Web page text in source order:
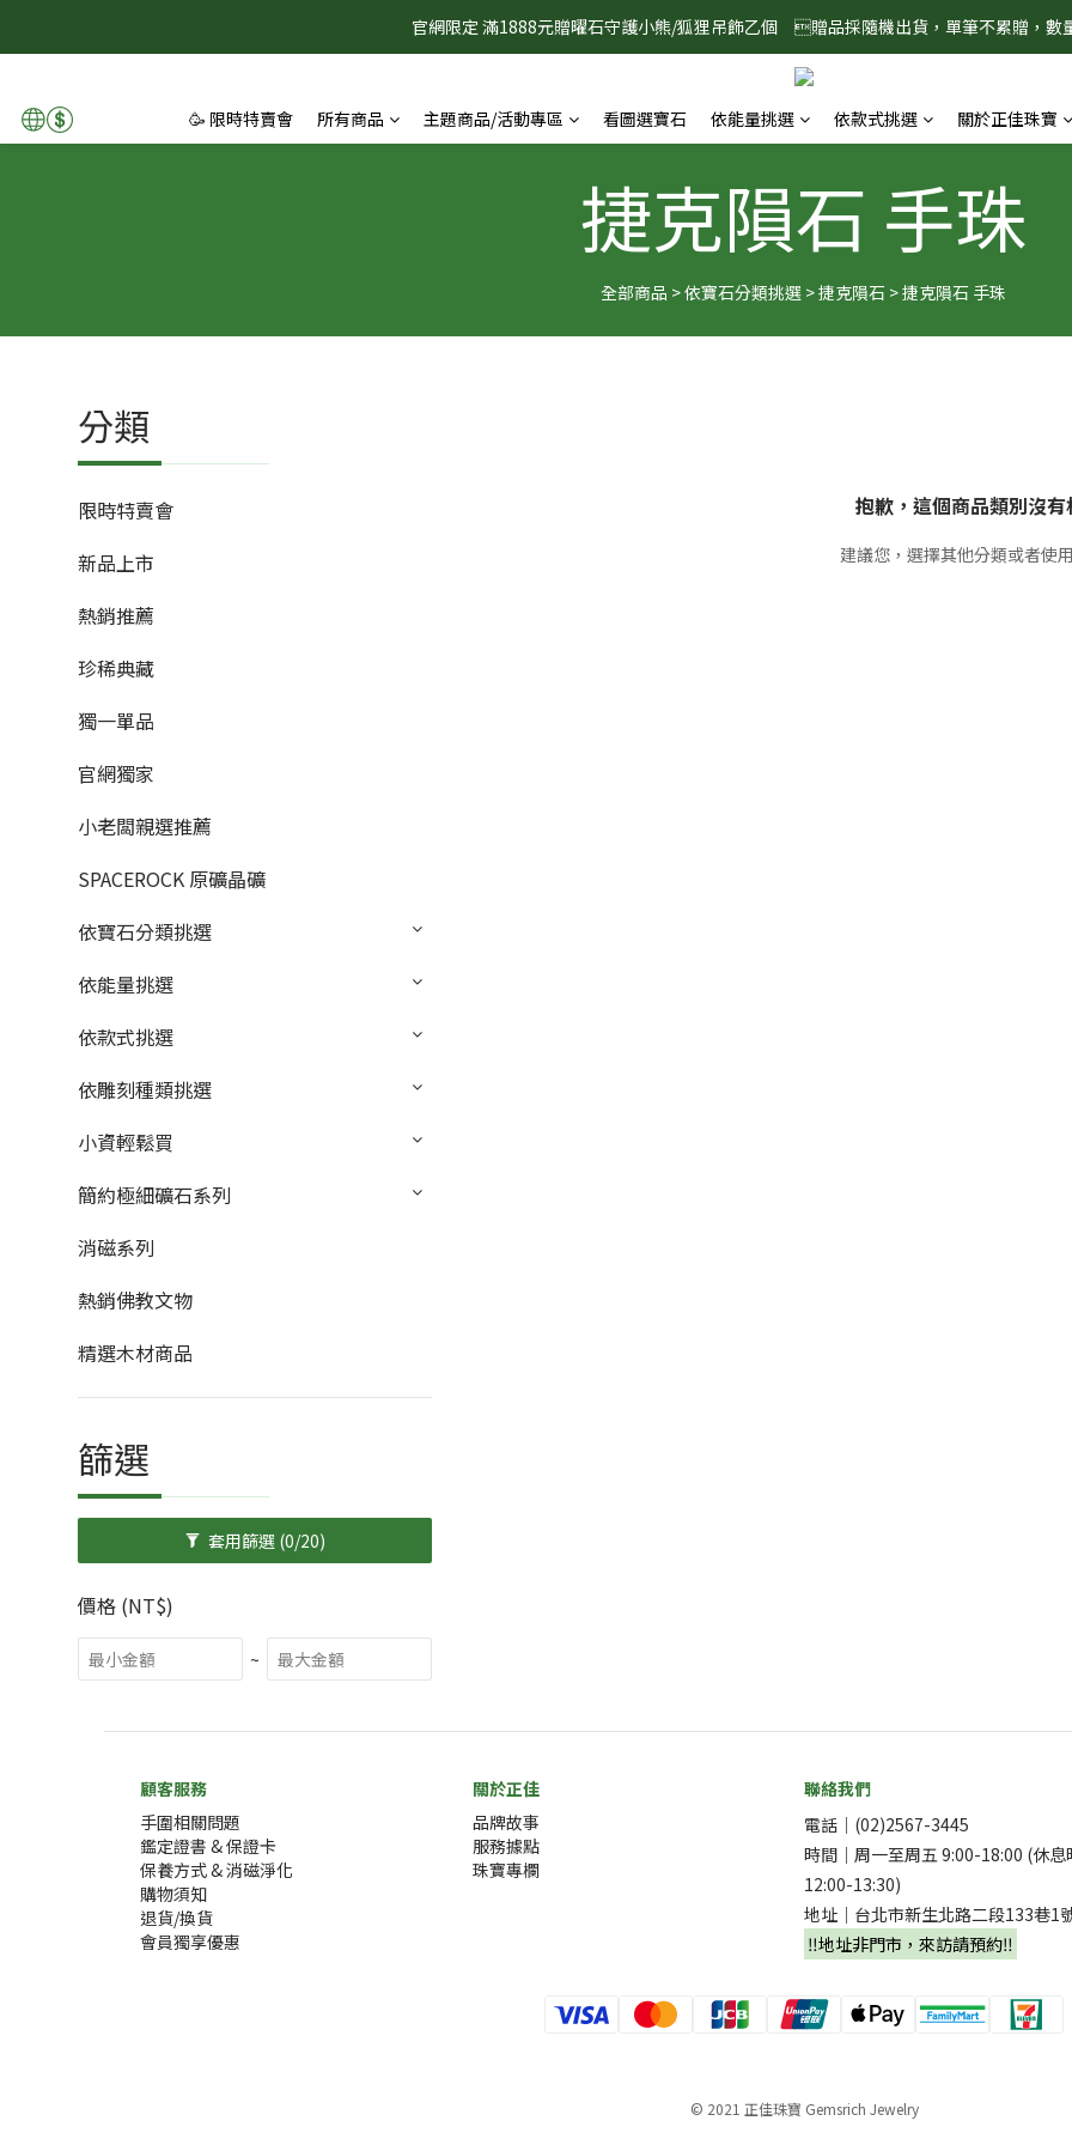
8/1-8/31 淨心護運 全館8折起 記得將商品加入購物車查看最終折扣金額
官網限定 滿1888元贈曜石守護小熊/狐狸吊飾乙個　贈品採隨機出貨，單筆不累贈，數
8/1-8/31 淨心護運 全館8折起 記得將商品加入購物車查看最終折扣金額！
🥳 限時特賣會
所有商品 主題商品/活動專區 看圖選寶石 依能量挑選 依款式挑選 關於正佳珠寶
捷克隕石 手珠
全部商品 >依寶石分類挑選 >捷克隕石 >捷克隕石 手珠
分類
限時特賣會
新品上市
熱銷推薦
珍稀典藏
獨一單品
官網獨家
小老闆親選推薦
SPACEROCK 原礦晶礦
依寶石分類挑選
依能量挑選
依款式挑選
依雕刻種類挑選
小資輕鬆買
簡約極細礦石系列
消磁系列
熱銷佛教文物
精選木材商品
篩選
套用篩選 (0/20)
價格 (NT$)
~
抱歉，這個商品類別沒有
建議您，選擇其他分類或者使
顧客服務
手圍相關問題
鑑定證書 & 保證卡
保養方式 & 消磁淨化
購物須知
退貨/換貨
會員獨享優惠
關於正佳
品牌故事
服務據點
珠寶專欄
聯絡我們
電話｜(02)2567-3445
時間｜周一至周五 9:00-18:00 (休息
12:00-13:30)
地址｜台北市新生北路二段133巷1
‼️地址非門市，來訪請預約‼️
© 2021 正佳珠寶 Gemsrich Jewelry